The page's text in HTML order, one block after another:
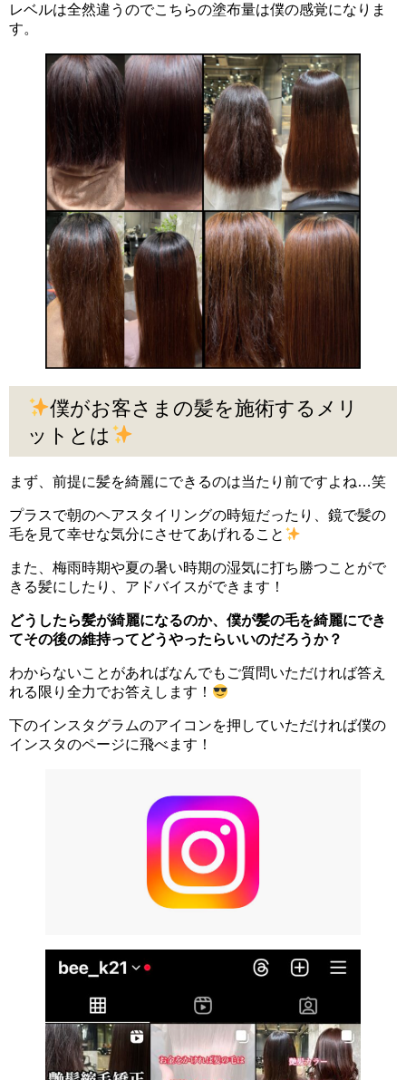
レベルは全然違うのでこちらの塗布量は僕の感覚になりま
す。
僕がお客さまの髪を施術するメリ
ットとは
まず、前提に髪を綺麗にできるのは当たり前ですよね…笑
プラスで朝のヘアスタイリングの時短だったり、鏡で髪の
毛を見て幸せな気分にさせてあげれること
また、梅雨時期や夏の暑い時期の湿気に打ち勝つことがで
きる髪にしたり、アドバイスができます！
どうしたら髪が綺麗になるのか、僕が髪の毛を綺麗にでき
てその後の維持ってどうやったらいいのだろうか？
わからないことがあればなんでもご質問いただければ答え
れる限り全力でお答えします！
下のインスタグラムのアイコンを押していただければ僕の
インスタのページに飛べます！